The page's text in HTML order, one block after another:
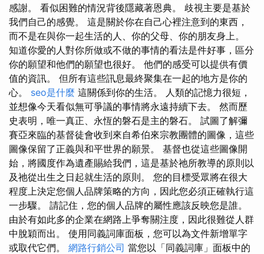
感謝。 看似困難的情況背後隱藏著恩典。 歧視主要是基於
我們自己的感覺。 這是關於你在自己心裡注意到的東西，
而不是在與你一起生活的人、你的父母、你的朋友身上。
知道你愛的人對你所做或不做的事情的看法是件好事，區分
你的願望和他們的願望也很好。 他們的感受可以提供有價
值的資訊。 但所有這些訊息最終聚集在一起的地方是你的
心。 seo是什麼 這關係到你的生活。 人類的記憶力很短，
並想像今天看似無可爭議的事情將永遠持續下去。 然而歷
史表明，唯一真正、永恆的磐石是主的磐石。 試圖了解彌
賽亞來臨的基督徒會收到來自希伯來宗教團體的圖像，這些
圖像保留了正義與和平世界的願景。 基督也從這些圖像開
始，將國度作為遺產賜給我們，這是基於祂所教導的原則以
及祂從出生之日起就生活的原則。 您的目標受眾將在很大
程度上決定您個人品牌策略的方向，因此您必須正確執行這
一步驟。 請記住，您的個人品牌的屬性應該反映您是誰。
由於有如此多的企業在網路上爭奪關注度，因此很難從人群
中脫穎而出。 使用同義詞庫面板，您可以為文件新增單字
或取代它們。 網路行銷公司 當您以「同義詞庫」面板中的